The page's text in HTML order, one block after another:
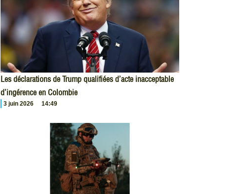
Les déclarations de Trump qualifiées d’acte inacceptable
d’ingérence en Colombie
3 juin 2026 14:49